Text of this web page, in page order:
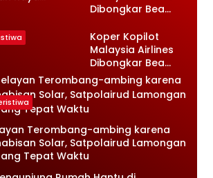
Dibongkar Bea
Petugas Terkejut
Koper Kopilot
Malaysia Airlines
Dibongkar Bea
Cukai, Isinya Bikin
Petugas Terkejut
Terombang-ambing karena
Solar, Satpolairud Lamongan
Tepat Waktu